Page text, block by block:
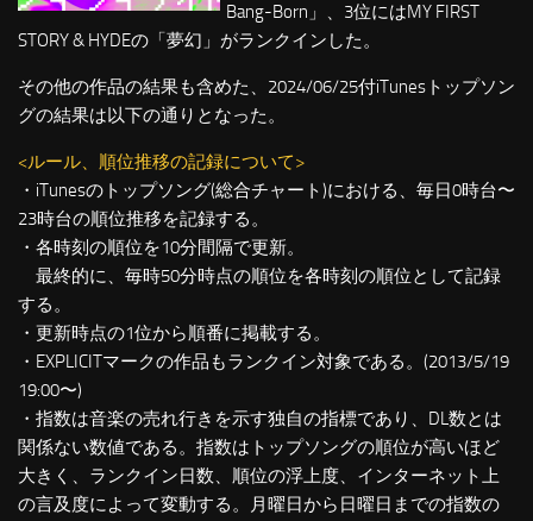
Bang-Born」、3位にはMY FIRST
STORY & HYDEの「夢幻」がランクインした。
その他の作品の結果も含めた、2024/06/25付iTunesトップソン
グの結果は以下の通りとなった。
<ルール、順位推移の記録について>
・iTunesのトップソング(総合チャート)における、毎日0時台〜
23時台の順位推移を記録する。
・各時刻の順位を10分間隔で更新。
最終的に、毎時50分時点の順位を各時刻の順位として記録
する。
・更新時点の1位から順番に掲載する。
・EXPLICITマークの作品もランクイン対象である。(2013/5/19
19:00〜)
・指数は音楽の売れ行きを示す独自の指標であり、DL数とは
関係ない数値である。指数はトップソングの順位が高いほど
大きく、ランクイン日数、順位の浮上度、インターネット上
の言及度によって変動する。月曜日から日曜日までの指数の